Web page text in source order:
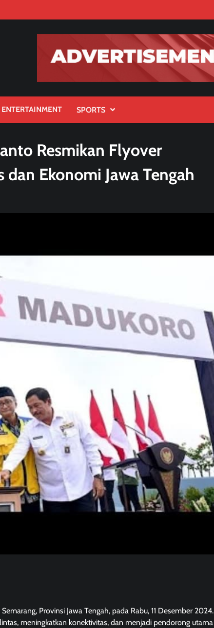
ENTERTAINMENT SPORTS
Resmikan Flyover
Ekonomi Jawa Tengah
Provinsi Jawa Tengah, pada Rabu, 11 Desember 2024.
meningkatkan konektivitas, dan menjadi pendorong utama